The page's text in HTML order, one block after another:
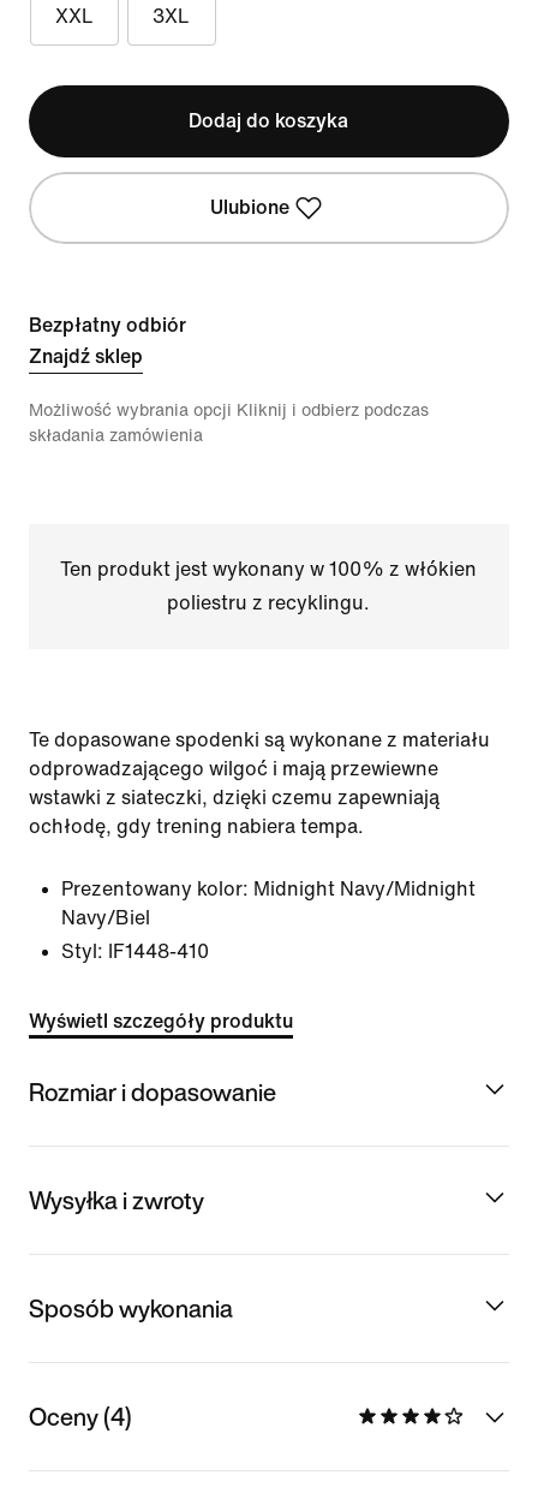
XXL 3XL
Dodaj do koszyka
Ulubione
Bezpłatny odbiór
Znajdź sklep
Możliwość wybrania opcji Kliknij i odbierz podczas
składania zamówienia
Ten produkt jest wykonany w 100% z włókien
poliestru z recyklingu.
Te dopasowane spodenki są wykonane z materiału
odprowadzającego wilgoć i mają przewiewne
wstawki z siateczki, dzięki czemu zapewniają
ochłodę, gdy trening nabiera tempa.
Prezentowany kolor: Midnight Navy/Midnight
Navy/Biel
Styl:
IF1448-410
Wyświetl szczegóły produktu
Rozmiar i dopasowanie
Wysyłka i zwroty
Sposób wykonania
Oceny (4)